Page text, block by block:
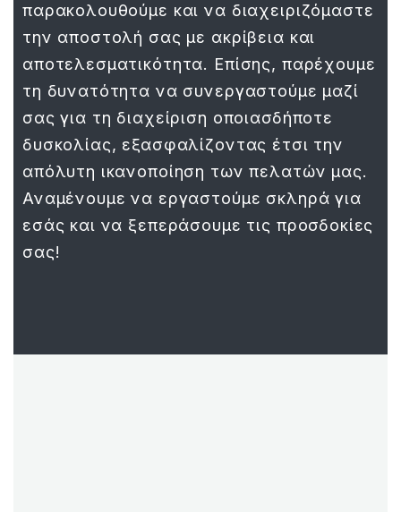
παρακολουθούμε και να διαχειριζόμαστε
την αποστολή σας με ακρίβεια και
αποτελεσματικότητα. Επίσης, παρέχουμε
τη δυνατότητα να συνεργαστούμε μαζί
σας για τη διαχείριση οποιασδήποτε
δυσκολίας, εξασφαλίζοντας έτσι την
απόλυτη ικανοποίηση των πελατών μας.
Αναμένουμε να εργαστούμε σκληρά για
εσάς και να ξεπεράσουμε τις προσδοκίες
σας!